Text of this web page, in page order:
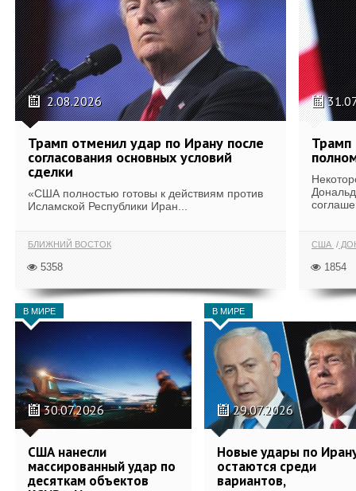
2.08.2026
Трамп отменил удар по Ирану после
согласования основных условий
сделки
«США полностью готовы к действиям против
Исламской Республики Иран...
БЛИЖНИЙ ВОСТОК
5358
Трамп
США
1854
В МИРЕ
30.07.2026
США нанесли
массированный удар по
десяткам объектов
В МИРЕ
29.07.2026
Новые удары по
остаются среди
вариантов,